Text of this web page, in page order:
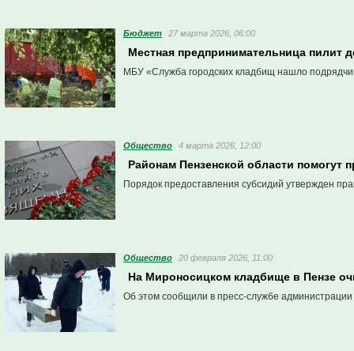
Бюджет 27 марта 2026, 06:00
Местная предпринимательница пилит
МБУ «Служба городских кладбищ нашло
Общество 4 марта 2026, 12:00
Районам Пензенской области помогут
Порядок предоставления субсидий утвержден
Общество 20 февраля 2026, 11:00
На Мироносицком кладбище в Пензе
Об этом сообщили в пресс-службе